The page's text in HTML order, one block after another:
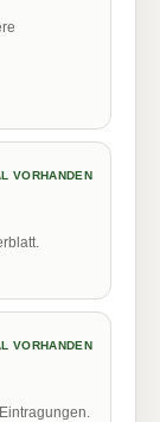
VORHANDEN
VORHANDEN